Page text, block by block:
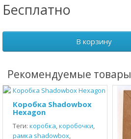
Бесплатно
В корзину
Рекомендуемые товары
Коробка Shadowbox
Hexagon
Теги: коробка,коробочки,
рамка shadowbox,